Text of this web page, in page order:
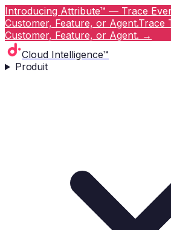
Introducing Attribute™ — Trace
Customer, Feature, or Agent.Trace
Customer, Feature, or Agent. →
Cloud Intelligence™
Produit